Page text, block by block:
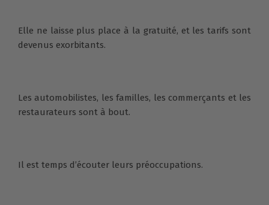
Elle ne laisse plus place à la gratuité, et les tarifs sont
devenus exorbitants.
Les automobilistes, les familles, les commerçants et les
restaurateurs sont à bout.
Il est temps d’écouter leurs préoccupations.